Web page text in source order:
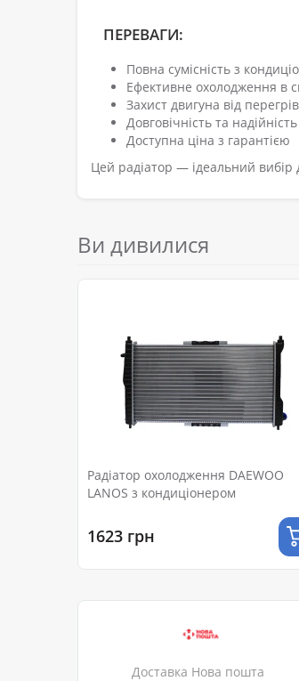
ПЕРЕВАГИ:
Повна сумісність з
Ефективне охолодження в
Захист двигуна від
Довговічність та надійність
Доступна ціна з гарантією
Цей радіатор — ідеальний вибір
Ви дивилися
Радіатор охолодження DAEWOO
LANOS з кондиціонером
1623 грн
Доставка Нова пошта